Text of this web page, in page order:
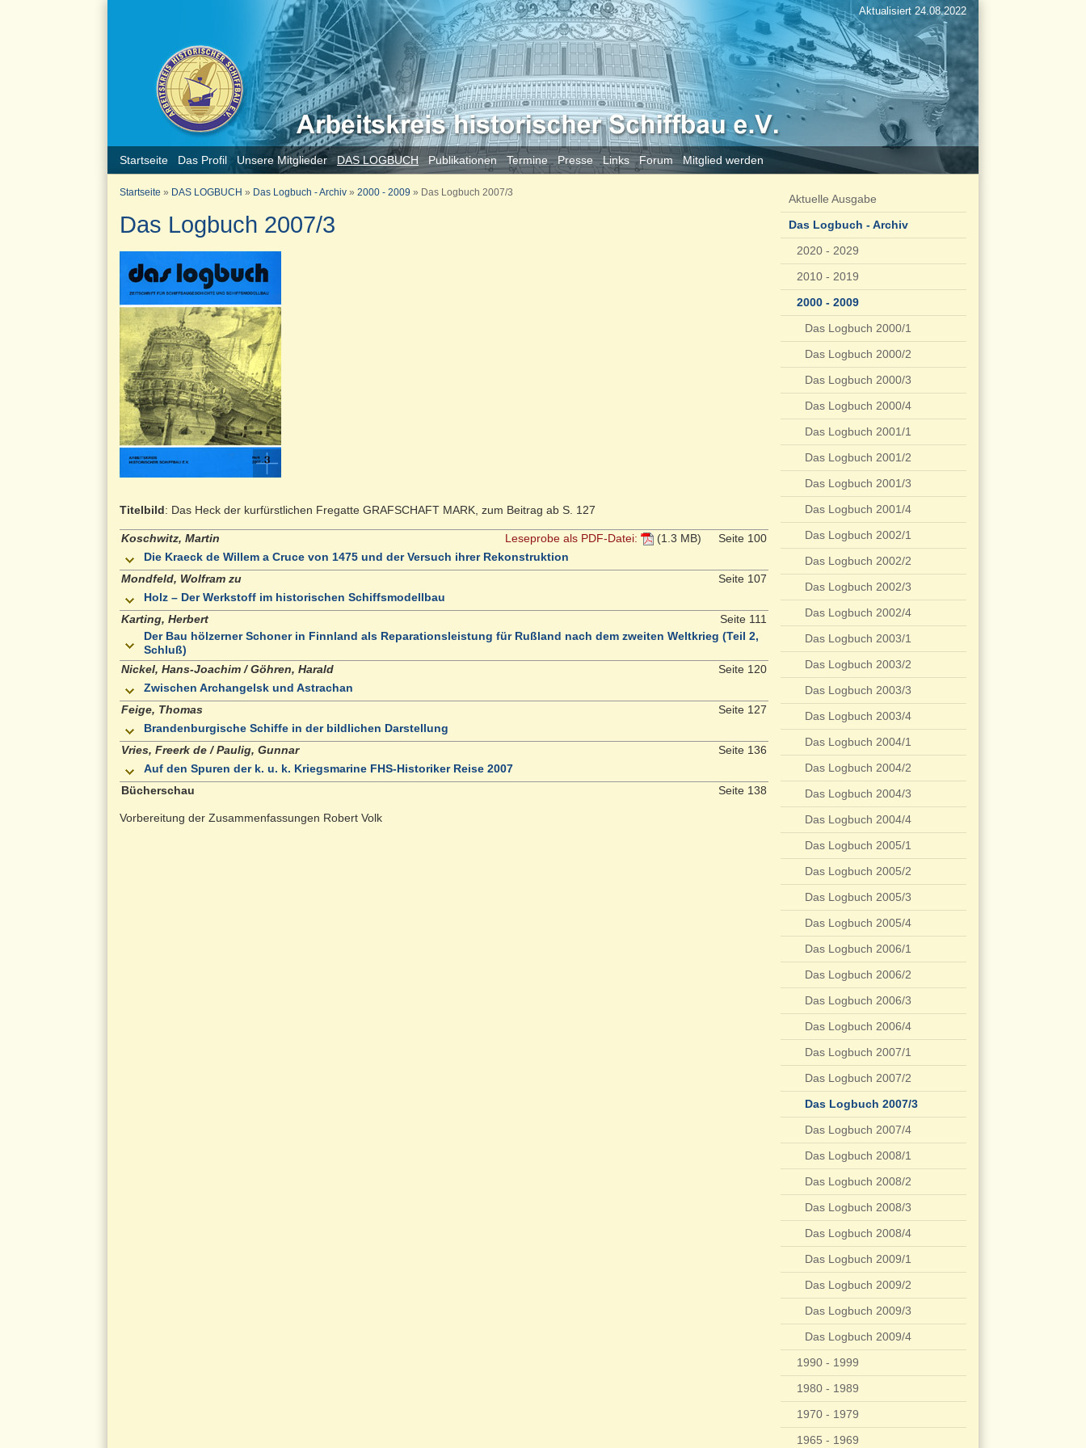
Startseite Das Profil Unsere Mitglieder DAS LOGBUCH Publikationen Termine Presse Links Forum Mitglied werden
Aktualisiert 24.08.2022
Startseite » DAS LOGBUCH » Das Logbuch - Archiv » 2000 - 2009 » Das Logbuch 2007/3
Das Logbuch 2007/3
Titelbild: Das Heck der kurfürstlichen Fregatte GRAFSCHAFT MARK, zum Beitrag ab S. 127
Koschwitz, Martin Leseprobe als PDF-Datei: (1.3 MB)
Seite 100
Die Kraeck de Willem a Cruce von 1475 und der Versuch ihrer Rekonstruktion
Mondfeld, Wolfram zu
Seite 107
Holz – Der Werkstoff im historischen Schiffsmodellbau
Karting, Herbert
Seite 111
Der Bau hölzerner Schoner in Finnland als Reparationsleistung für Rußland nach dem zweiten Weltkrieg (Teil 2,
Schluß)
Nickel, Hans-Joachim / Göhren, Harald
Seite 120
Zwischen Archangelsk und Astrachan
Feige, Thomas
Seite 127
Brandenburgische Schiffe in der bildlichen Darstellung
Vries, Freerk de / Paulig, Gunnar
Seite 136
Auf den Spuren der k. u. k. Kriegsmarine FHS-Historiker Reise 2007
Bücherschau
Seite 138
Vorbereitung der Zusammenfassungen Robert Volk
Aktuelle Ausgabe
Das Logbuch - Archiv
2020 - 2029
2010 - 2019
2000 - 2009
Das Logbuch 2000/1
Das Logbuch 2000/2
Das Logbuch 2000/3
Das Logbuch 2000/4
Das Logbuch 2001/1
Das Logbuch 2001/2
Das Logbuch 2001/3
Das Logbuch 2001/4
Das Logbuch 2002/1
Das Logbuch 2002/2
Das Logbuch 2002/3
Das Logbuch 2002/4
Das Logbuch 2003/1
Das Logbuch 2003/2
Das Logbuch 2003/3
Das Logbuch 2003/4
Das Logbuch 2004/1
Das Logbuch 2004/2
Das Logbuch 2004/3
Das Logbuch 2004/4
Das Logbuch 2005/1
Das Logbuch 2005/2
Das Logbuch 2005/3
Das Logbuch 2005/4
Das Logbuch 2006/1
Das Logbuch 2006/2
Das Logbuch 2006/3
Das Logbuch 2006/4
Das Logbuch 2007/1
Das Logbuch 2007/2
Das Logbuch 2007/3
Das Logbuch 2007/4
Das Logbuch 2008/1
Das Logbuch 2008/2
Das Logbuch 2008/3
Das Logbuch 2008/4
Das Logbuch 2009/1
Das Logbuch 2009/2
Das Logbuch 2009/3
Das Logbuch 2009/4
1990 - 1999
1980 - 1989
1970 - 1979
1965 - 1969